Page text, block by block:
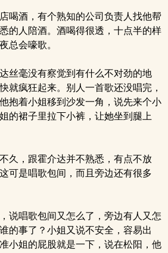
喝酒，有个熟知的公司负责人找他帮
的人陪酒。酒喝得很透，十点半的样
总会嚎歌。
丝毫没有察觉到有什么不对劲的地
就疯狂起来。别人一首歌还没唱完，
抱着小姐移到沙发一角，说先来个小
的裙子里拉下小裤，让她坐到腿上
久，跟霍介达并不熟悉，有点不放
可是唱歌包间，而且旁边还有很多
说唱歌包间又怎么了，旁边有人又怎
的事了？小姐又说不安全，容易出
小姐的屁股就是一下，说在松阳，他